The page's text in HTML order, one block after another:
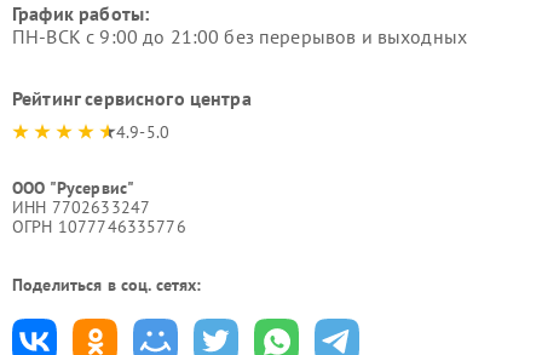
График работы:
ПН-ВСК с 9:00 до 21:00 без перерывов и выходных
Рейтинг сервисного центра
4.9-5.0
ООО "Русервис"
ИНН 7702633247
ОГРН 1077746335776
Поделиться в соц. сетях: